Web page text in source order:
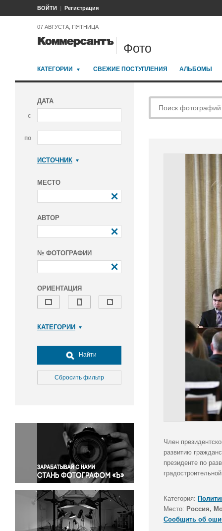
ВОЙТИ Регистрация
07 АВГУСТА, ПЯТНИЦА
Фото
КАТЕГОРИИ СВЕЖИЕ ПОСТУПЛЕНИЯ АЛЬБОМЫ
ДАТА
с
по
ИСТОЧНИК
МЕСТО
АВТОР
№ ФОТОГРАФИИ
ОРИЕНТАЦИЯ
КАТЕГОРИИ
Досуг, туризм и отдых
Культура
Медицина
Окружающая среда
Политика
Правосудие
Происшествия и конфликты
Религия
Светская жизнь
Спорт
Экология
Экономика и бизнес
Найти
Сбросить фильтр
Член
развитию
президенте по
Категория:
Место: Россия,
Сообщить об